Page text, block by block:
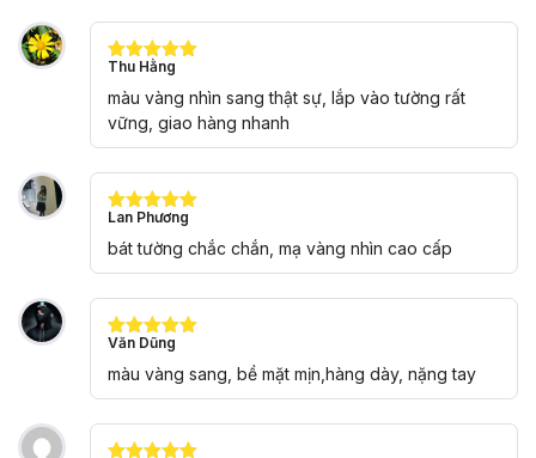
Được xếp
hạng
5
sao
Thu Hằng
màu vàng nhìn sang thật sự, lắp vào tường rất
vững, giao hàng nhanh
Được xếp
hạng
55
sao
Lan Phương
bát tường chắc chắn, mạ vàng nhìn cao cấp
Được xếp
hạng
5
sao
Văn Dũng
màu vàng sang, bề mặt mịn,hàng dày, nặng tay